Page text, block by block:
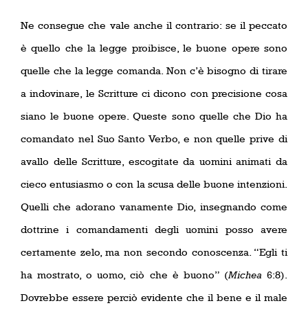
Ne consegue che vale anche il contrario: se il peccato
è quello che la legge proibisce, le buone opere sono
quelle che la legge comanda. Non c’è bisogno di tirare
a indovinare, le Scritture ci dicono con precisione cosa
siano le buone opere. Queste sono quelle che Dio ha
comandato nel Suo Santo Verbo, e non quelle prive di
avallo delle Scritture, escogitate da uomini animati da
cieco entusiasmo o con la scusa delle buone intenzioni.
Quelli che adorano vanamente Dio, insegnando come
dottrine i comandamenti degli uomini posso avere
certamente zelo, ma non secondo conoscenza. “Egli ti
ha mostrato, o uomo, ciò che è buono” (Michea 6:8).
Dovrebbe essere perciò evidente che il bene e il male